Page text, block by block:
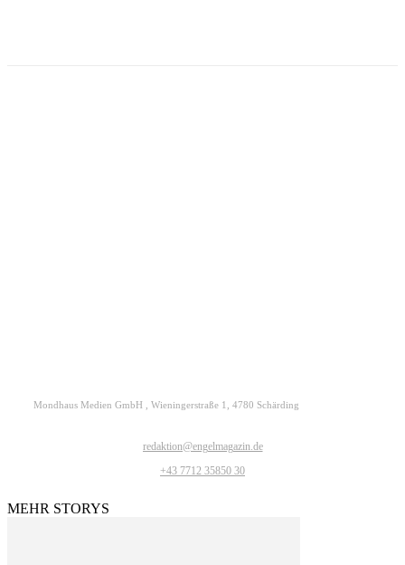
Mondhaus Medien GmbH , Wieningerstraße 1, 4780 Schärding
redaktion@engelmagazin.de
+43 7712 35850 30
MEHR STORYS